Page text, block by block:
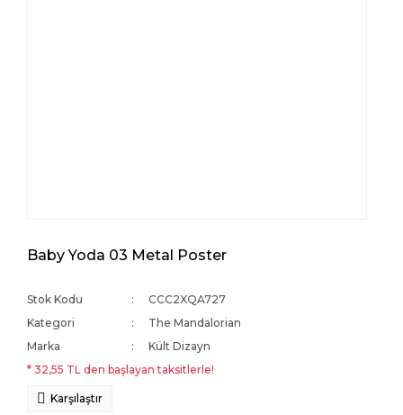
Baby Yoda 03 Metal Poster
Stok Kodu
CCC2XQA727
Kategori
The Mandalorian
Marka
Kült Dizayn
* 32,55 TL den başlayan taksitlerle!
Karşılaştır